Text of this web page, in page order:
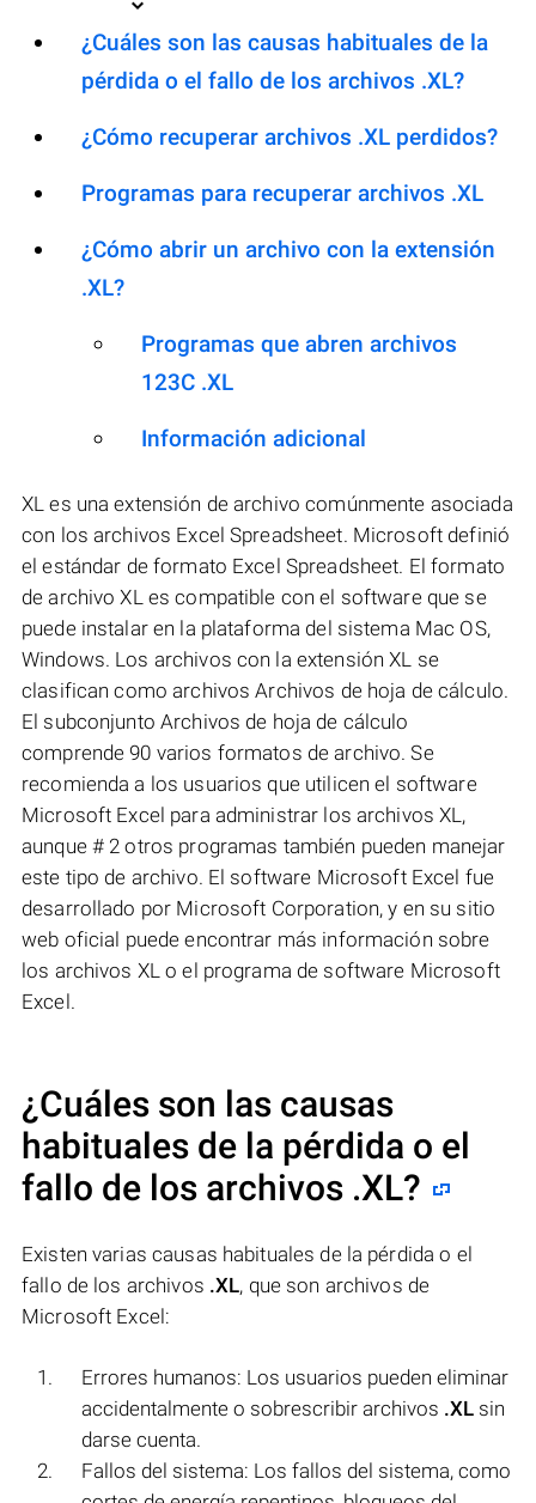
¿Cuáles son las causas habituales de la
pérdida o el fallo de los archivos .XL?
¿Cómo recuperar archivos .XL perdidos?
Programas para recuperar archivos .XL
¿Cómo abrir un archivo con la extensión
.XL?
Programas que abren archivos
123C .XL
Información adicional
XL es una extensión de archivo comúnmente asociada
con los archivos Excel Spreadsheet. Microsoft definió
el estándar de formato Excel Spreadsheet. El formato
de archivo XL es compatible con el software que se
puede instalar en la plataforma del sistema Mac OS,
Windows. Los archivos con la extensión XL se
clasifican como archivos Archivos de hoja de cálculo.
El subconjunto Archivos de hoja de cálculo
comprende 90 varios formatos de archivo. Se
recomienda a los usuarios que utilicen el software
Microsoft Excel para administrar los archivos XL,
aunque # 2 otros programas también pueden manejar
este tipo de archivo. El software Microsoft Excel fue
desarrollado por Microsoft Corporation, y en su sitio
web oficial puede encontrar más información sobre
los archivos XL o el programa de software Microsoft
Excel.
¿Cuáles son las causas
habituales de la pérdida o el
fallo de los archivos .XL?
Existen varias causas habituales de la pérdida o el
fallo de los archivos .XL, que son archivos de
Microsoft Excel:
Errores humanos: Los usuarios pueden eliminar
accidentalmente o sobrescribir archivos .XL sin
darse cuenta.
Fallos del sistema: Los fallos del sistema, como